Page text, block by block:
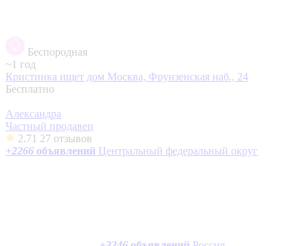
Беспородная
~1 год
Кристинка ищет дом Москва, Фрунзенская наб., 24
Бесплатно
Александра
Частный продавец
2.71 27 отзывов
+2266 объявлений Центральный федеральный округ